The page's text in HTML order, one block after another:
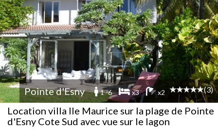
Pointe d'Esny 1 -6 x3 x2 (3)
Location villa Ile Maurice sur la plage de Pointe
d'Esny Cote Sud avec vue sur le lagon